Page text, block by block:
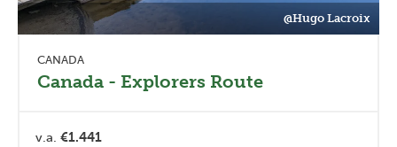
@Hugo Lacroix
CANADA
Canada - Explorers Route
v.a. €1.441